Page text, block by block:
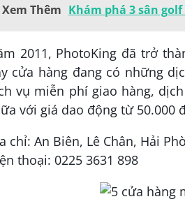
Xem Thêm Khám phá 3 sân
2011, PhotoKing đã trở
cửa hàng đang có những
vụ miễn phí giao hàng,
với giá dao động từ 50.000
chỉ: An Biên, Lê Chân, Hải
thoại: 0225 3631 898